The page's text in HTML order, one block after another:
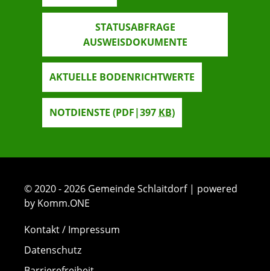
STATUSABFRAGE
AUSWEISDOKUMENTE
AKTUELLE BODENRICHTWERTE
NOTDIENSTE (PDF|397 KB)
© 2020 - 2026 Gemeinde Schlaitdorf | powered
by Komm.ONE
Kontakt / Impressum
Datenschutz